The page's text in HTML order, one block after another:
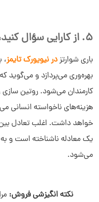
5. از کارایی سؤال کنید، اگر بامعنا پیوندی ندارد
باری شوارتزدر نیویورک تایمز،
بهره‌وری می‌پردازد و می‌گوید
کارمندان می‌شود. روتین
هزینه‌های ناخواسته انسانی
خواهد داشت. اغلب تعادل
یک معادله ناشناخته است و
می‌شود.
نکته انگیزشی فروش: